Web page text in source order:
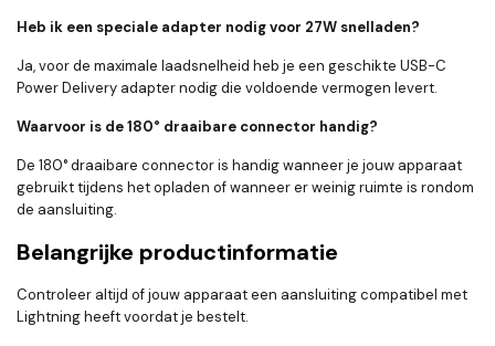
Heb ik een speciale adapter nodig voor 27W snelladen?
Ja, voor de maximale laadsnelheid heb je een geschikte USB-C
Power Delivery adapter nodig die voldoende vermogen levert.
Waarvoor is de 180° draaibare connector handig?
De 180° draaibare connector is handig wanneer je jouw apparaat
gebruikt tijdens het opladen of wanneer er weinig ruimte is rondom
de aansluiting.
Belangrijke productinformatie
Controleer altijd of jouw apparaat een aansluiting compatibel met
Lightning heeft voordat je bestelt.